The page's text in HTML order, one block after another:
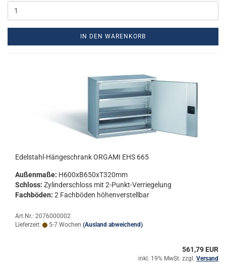
IN DEN WARENKORB
Edelstahl-​​Hän­ge­schrank OR­GA­MI EHS 665
Au­ßen­ma­ße: H600xB650xT320mm
Schloss: Zy­lin­der­schloss mit 2-​Punkt-Verriegelung
Fach­bö­den: 2 Fach­bö­den hö­hen­ver­stell­bar
Art.Nr.: 2076000002
Lieferzeit:
5-7 Wochen (Ausland abweichend)
561,79 EUR
inkl. 19% MwSt. zzgl. Versand